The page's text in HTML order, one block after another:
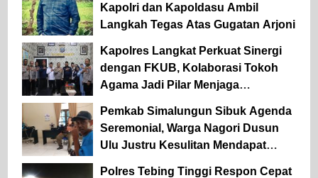
Kapolri dan Kapoldasu Ambil
Langkah Tegas Atas Gugatan Arjoni
Kapolres Langkat Perkuat Sinergi
dengan FKUB, Kolaborasi Tokoh
Agama Jadi Pilar Menjaga
Pemkab Simalungun Sibuk Agenda
Seremonial, Warga Nagori Dusun
Ulu Justru Kesulitan Mendapat
Polres Tebing Tinggi Respon Cepat